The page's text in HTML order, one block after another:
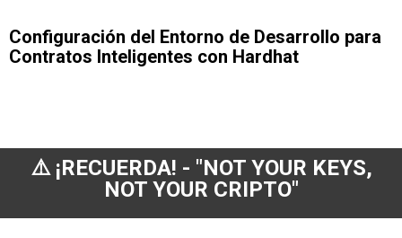
Configuración del Entorno de Desarrollo para
Contratos Inteligentes con Hardhat
⚠️ ¡RECUERDA! - "NOT YOUR KEYS,
NOT YOUR CRIPTO"